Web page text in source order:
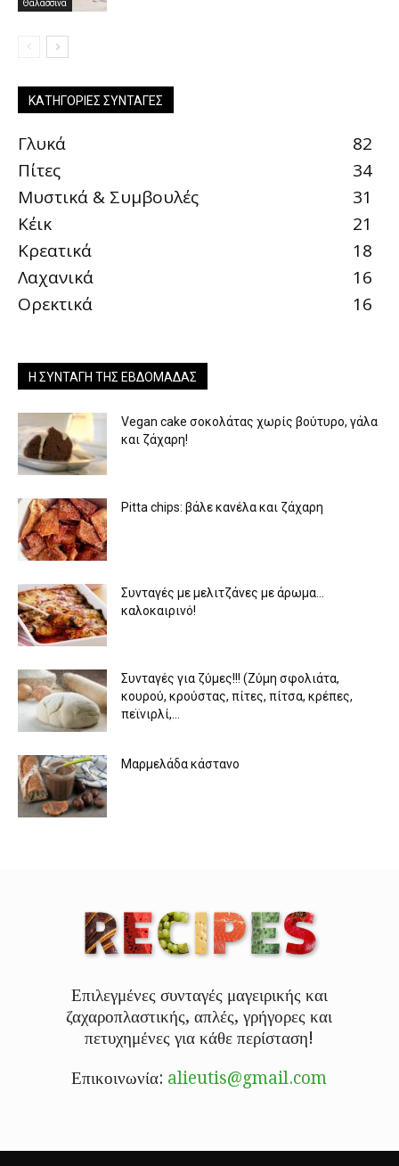
Θαλασσινά
ΚΑΤΗΓΟΡΊΕΣ ΣΥΝΤΑΓΈΣ
Γλυκά
82
Πίτες
34
Μυστικά & Συμβουλές
31
Κέικ
21
Κρεατικά
18
Λαχανικά
16
Ορεκτικά
16
Η ΣΥΝΤΑΓΉ ΤΗΣ ΕΒΔΟΜΆΔΑΣ
Vegan cake σοκολάτας χωρίς βούτυρο, γάλα
και ζάχαρη!
Pitta chips: βάλε κανέλα και ζάχαρη
Συνταγές με μελιτζάνες με άρωμα…
καλοκαιρινό!
Συνταγές για ζύμες!!! (Ζύμη σφολιάτα,
κουρού, κρούστας, πίτες, πίτσα, κρέπες,
πεϊνιρλί,...
Μαρμελάδα κάστανο
Επιλεγμένες συνταγές μαγειρικής και
ζαχαροπλαστικής, απλές, γρήγορες και
πετυχημένες για κάθε περίσταση!
Επικοινωνία: alieutis@gmail.com